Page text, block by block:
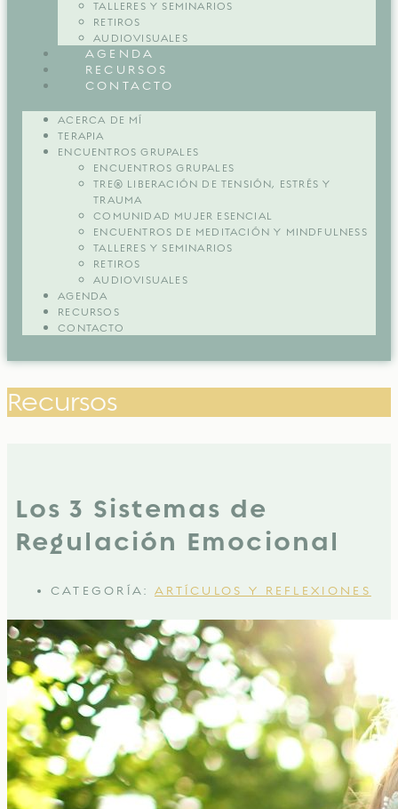
TALLERES Y SEMINARIOS
RETIROS
AUDIOVISUALES
AGENDA
RECURSOS
CONTACTO
ACERCA DE MÍ
TERAPIA
ENCUENTROS GRUPALES
ENCUENTROS GRUPALES
TRE® LIBERACIÓN DE TENSIÓN, ESTRÉS Y
TRAUMA
COMUNIDAD MUJER ESENCIAL
ENCUENTROS DE MEDITACIÓN Y MINDFULNESS
TALLERES Y SEMINARIOS
RETIROS
AUDIOVISUALES
AGENDA
RECURSOS
CONTACTO
Recursos
Los 3 Sistemas de
Regulación Emocional
CATEGORÍA: ARTÍCULOS Y REFLEXIONES